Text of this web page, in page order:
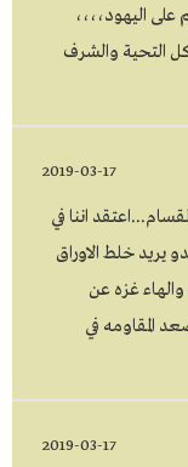
اليهود،،،،
التحية والشرف
2019-03-17
اننا في
خلط الاوراق
غزه عن
المقاومه في
2019-03-17